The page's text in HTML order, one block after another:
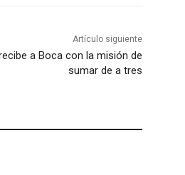
Artículo siguiente
a Boca con la misión de
sumar de a tres